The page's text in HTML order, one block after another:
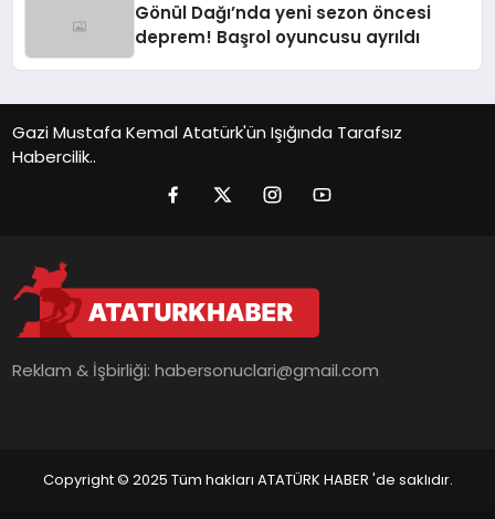
Gönül Dağı’nda yeni sezon öncesi
deprem! Başrol oyuncusu ayrıldı
Gazi Mustafa Kemal Atatürk'ün Işığında Tarafsız
Habercilik..
Reklam & İşbirliği:habersonuclari@gmail.com
Copyright © 2025 Tüm hakları ATATÜRK HABER 'de saklıdır.